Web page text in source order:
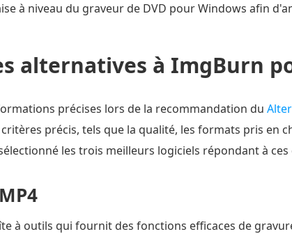
à niveau du graveur de DVD pour Windows afin
alternatives à ImgBurn
précises lors de la recommandation du
précis, tels que la qualité, les formats pris en
les trois meilleurs logiciels répondant à
à outils qui fournit des fonctions efficaces de